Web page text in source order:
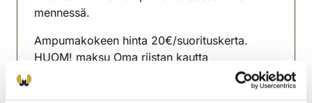
mennessä.
Ampumakokeen hinta 20€/suorituskerta.
HUOM! maksu Oma riistan kautta